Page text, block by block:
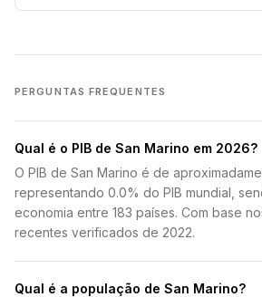
PERGUNTAS FREQUENTES
Qual é o PIB de San Marino em 2026?
O PIB de San Marino é de
representando 0.0% do PIB mundial,
economia entre 183 países. Com base
recentes verificados de 2022.
Qual é a população de San Marino?